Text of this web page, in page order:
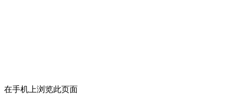
在手机上浏览此页面